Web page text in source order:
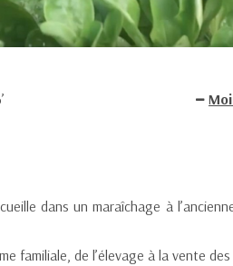
dans un maraîchage à
familiale, de l’élevage à la vente